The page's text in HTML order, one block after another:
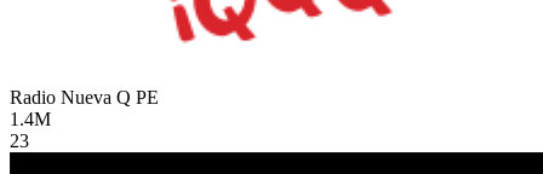
Radio Nueva Q PE
1.4M
23